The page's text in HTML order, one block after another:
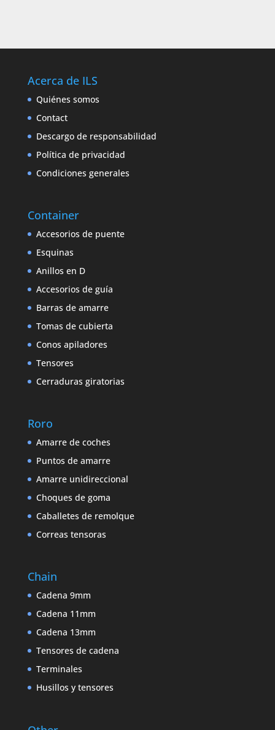
Acerca de ILS
Quiénes somos
Contact
Descargo de responsabilidad
Política de privacidad
Condiciones generales
Container
Accesorios de puente
Esquinas
Anillos en D
Accesorios de guía
Barras de amarre
Tomas de cubierta
Conos apiladores
Tensores
Cerraduras giratorias
Roro
Amarre de coches
Puntos de amarre
Amarre unidireccional
Choques de goma
Caballetes de remolque
Correas tensoras
Chain
Cadena 9mm
Cadena 11mm
Cadena 13mm
Tensores de cadena
Terminales
Husillos y tensores